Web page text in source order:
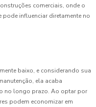
comerciais, onde o
influenciar diretamente no
baixo, e considerando sua
ela acaba
no longo prazo. Ao optar por
podem economizar em